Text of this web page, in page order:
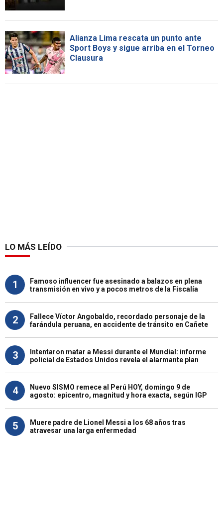
Alianza Lima rescata un punto ante
Sport Boys y sigue arriba en el Torneo
Clausura
LO MÁS LEÍDO
1
Famoso influencer fue asesinado a balazos en plena
transmisión en vivo y a pocos metros de la Fiscalía
2
Fallece Víctor Angobaldo, recordado personaje de la
farándula peruana, en accidente de tránsito en Cañete
3
Intentaron matar a Messi durante el Mundial: informe
policial de Estados Unidos revela el alarmante plan
4
Nuevo SISMO remece al Perú HOY, domingo 9 de
agosto: epicentro, magnitud y hora exacta, según IGP
5
Muere padre de Lionel Messi a los 68 años tras
atravesar una larga enfermedad